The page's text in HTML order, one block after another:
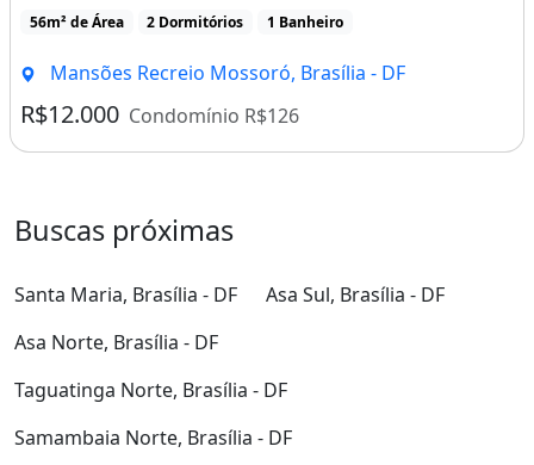
56m² de Área 2 Dormitórios 1 Banheiro
Mansões Recreio Mossoró, Brasília - DF
R$12.000 Condomínio R$126
Buscas próximas
Santa Maria, Brasília - DF
Asa Sul, Brasília - DF
Asa Norte, Brasília - DF
Taguatinga Norte, Brasília - DF
Samambaia Norte, Brasília - DF